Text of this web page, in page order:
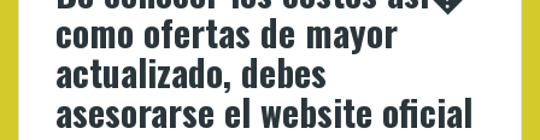
como ofertas de mayor
actualizado, debes
asesorarse el website oficial